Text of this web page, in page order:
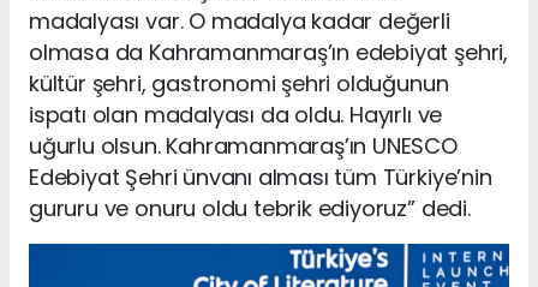
madalyası var. O madalya kadar değerli
olmasa da Kahramanmaraş’ın edebiyat şehri,
kültür şehri, gastronomi şehri olduğunun
ispatı olan madalyası da oldu. Hayırlı ve
uğurlu olsun. Kahramanmaraş’ın UNESCO
Edebiyat Şehri ünvanı alması tüm Türkiye’nin
gururu ve onuru oldu tebrik ediyoruz” dedi.